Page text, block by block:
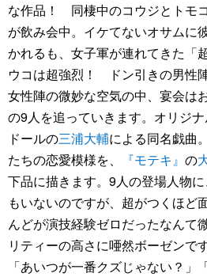
な作品！ 同棲中のコウジとトモ
が飲み会中。イケてないオサムに
かれるも、女子軍が連れてきた「
ウコは超強烈！ ドン引きの男性
女性陣の微妙な空気の中、宴会は
の9人を追っていきます。オリジ
ドールの三浦大輔による同名戯曲
たちの恋愛模様を、
『モテキ』 の
下品に描きます。9人の登場人物
もいないのですが、超がつくほ
んどが演技経験ゼロだったなんて
リティーの高さに唖然ボーゼンで
「あいつが一番クズじゃない？」